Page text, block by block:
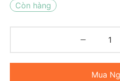
Còn hàng
Mua